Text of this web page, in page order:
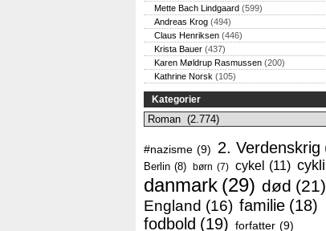
Mette Bach Lindgaard (599)
Andreas Krog (494)
Claus Henriksen (446)
Krista Bauer (437)
Karen Møldrup Rasmussen (200)
Kathrine Norsk (105)
Kategorier
Kategorier
#nazisme (9) 2. Verdenskrig
Berlin (8) børn (7) cykel (11)
danmark (29) død (21)
England (16) familie (18)
fodbold (19) forfatter (9)